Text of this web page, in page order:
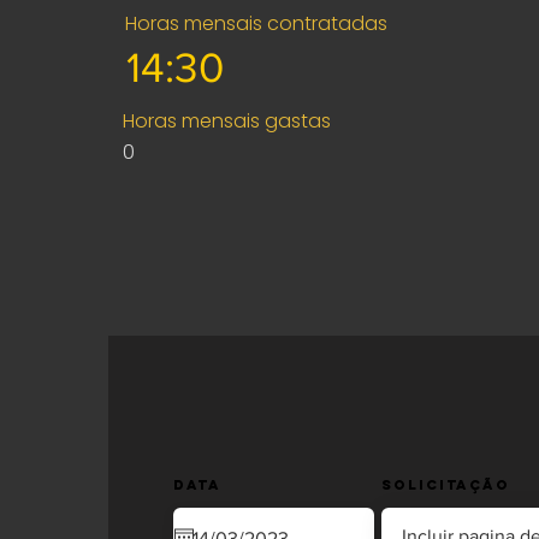
Horas mensais contratadas
Horas mensais gastas
0
Data Solicitação